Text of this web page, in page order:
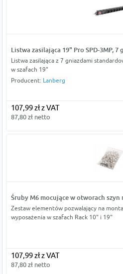
Listwa zasilająca 19" Pro SPD-3MP, 7
Listwa zasilająca z 7 gniazdami
w szafach 19"
Producent: Lanberg
107,99 zł z VAT
87,80 zł netto
Śruby M6 mocujące w otworach szyn
Zestaw elementów pozwalający na
wyposażenia w szafach Rack 10" i 19"
107,99 zł z VAT
87,80 zł netto